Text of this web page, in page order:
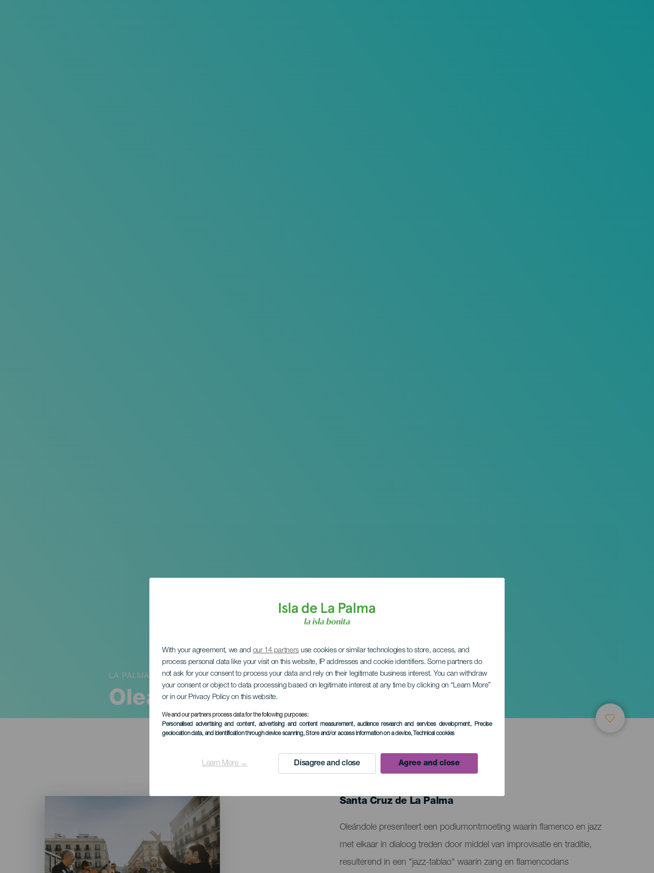
With your agreement, we and our 14 partners use cookies or similar technologies to store, access, and
process personal data like your visit on this website, IP addresses and cookie identifiers. Some partners do
not ask for your consent to process your data and rely on their legitimate business interest. You can withdraw
your consent or object to data processing based on legitimate interest at any time by clicking on “Learn More”
or in our Privacy Policy on this website.
We and our partners process data for the following purposes:
Personalised advertising and content, advertising and content measurement, audience research and services development, Precise
geolocation data, and identification through device scanning, Store and/or access information on a device, Technical cookies
Learn More → Disagree and close Agree and close
Oleándole
LA PALMA
EVENEMENT UIT HET VERLEDEN
Localidad
Santa Cruz de La Palma
Descripción
del
evento
Oleándole presenteert een podiumontmoeting waarin flamenco en jazz
met elkaar in dialoog treden door middel van improvisatie en traditie,
resulterend in een "jazz-tablao" waarin zang en flamencodans